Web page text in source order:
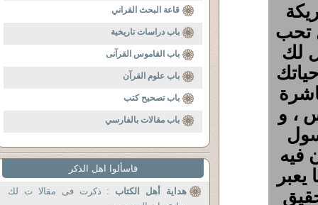
شريكة
تحب
لك
، و
فيه
قاعة البحث القراني
باب دراسات تاريخية
باب القاموس القرآنى
باب علوم القرآن
باب تصحيح كتب
باب مقالات بالفارسي
فاسألوا اهل الذكر
هداية أهل الكتاب : ذكرت فى مقالا ت لك